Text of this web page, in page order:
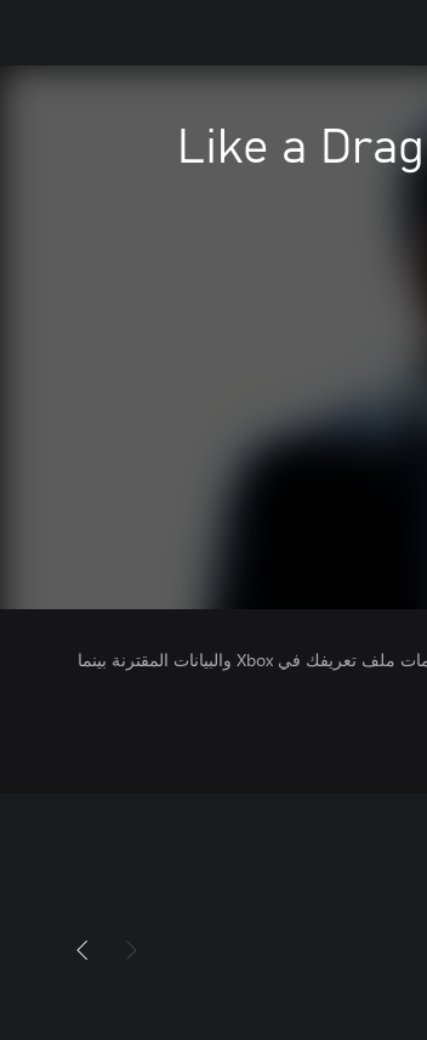
Like a
يتلقى ناشرو الألعاب التي تقوم بتشغيلها وصولاً إلى معلومات ملف تعريفك في Xbox والبيانات المقترنة بينما